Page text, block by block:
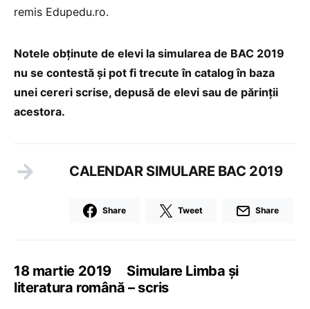
remis Edupedu.ro.
Notele obținute de elevi la simularea de BAC 2019
nu se contestă și pot fi trecute în catalog în baza
unei cereri scrise, depusă de elevi sau de părinții
acestora.
CALENDAR SIMULARE BAC 2019
Share Tweet Share
18 martie 2019 Simulare Limba și
literatura română – scris